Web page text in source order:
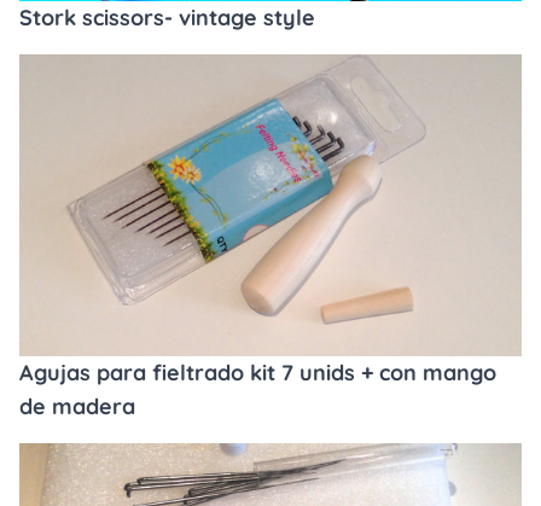
Stork scissors- vintage style
Agujas para fieltrado kit 7 unids + con mango
de madera